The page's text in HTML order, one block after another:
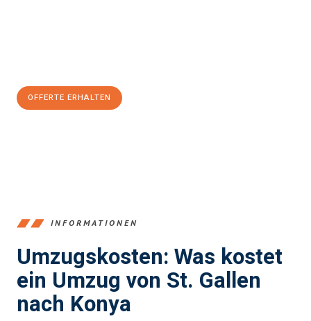
OFFERTE ERHALTEN
INFORMATIONEN
Umzugskosten: Was kostet
ein Umzug von St. Gallen
nach Konya